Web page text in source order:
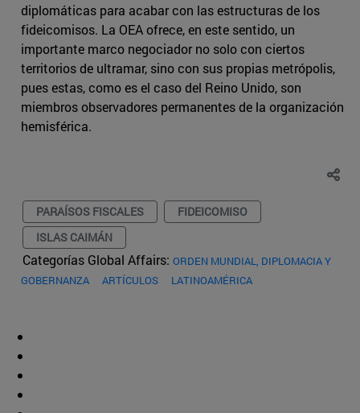
diplomáticas para acabar con las estructuras de los
fideicomisos. La OEA ofrece, en este sentido, un
importante marco negociador no solo con ciertos
territorios de ultramar, sino con sus propias metrópolis,
pues estas, como es el caso del Reino Unido, son
miembros observadores permanentes de la organización
hemisférica.
PARAÍSOS FISCALES
FIDEICOMISO
ISLAS CAIMÁN
Categorías Global Affairs: ORDEN MUNDIAL, DIPLOMACIA Y
GOBERNANZA
ARTÍCULOS LATINOAMÉRICA